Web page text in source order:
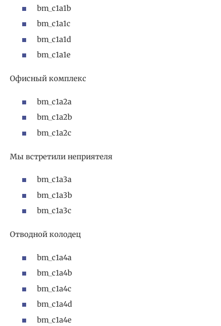
bm_c1a1b
bm_c1a1c
bm_c1a1d
bm_c1a1e
Офисный комплекс
bm_c1a2a
bm_c1a2b
bm_c1a2c
Мы встретили неприятеля
bm_c1a3a
bm_c1a3b
bm_c1a3c
Отводной колодец
bm_c1a4a
bm_c1a4b
bm_c1a4c
bm_c1a4d
bm_c1a4e